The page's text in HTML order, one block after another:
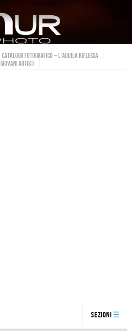
CATALOGO FOTOGRAFICO – L’AQUILA RIFLESSA
ARTISTI
Sezioni